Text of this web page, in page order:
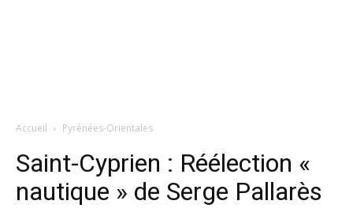
Accueil Pyrénées-Orientales
Saint-Cyprien : Réélection «
nautique » de Serge Pallarès